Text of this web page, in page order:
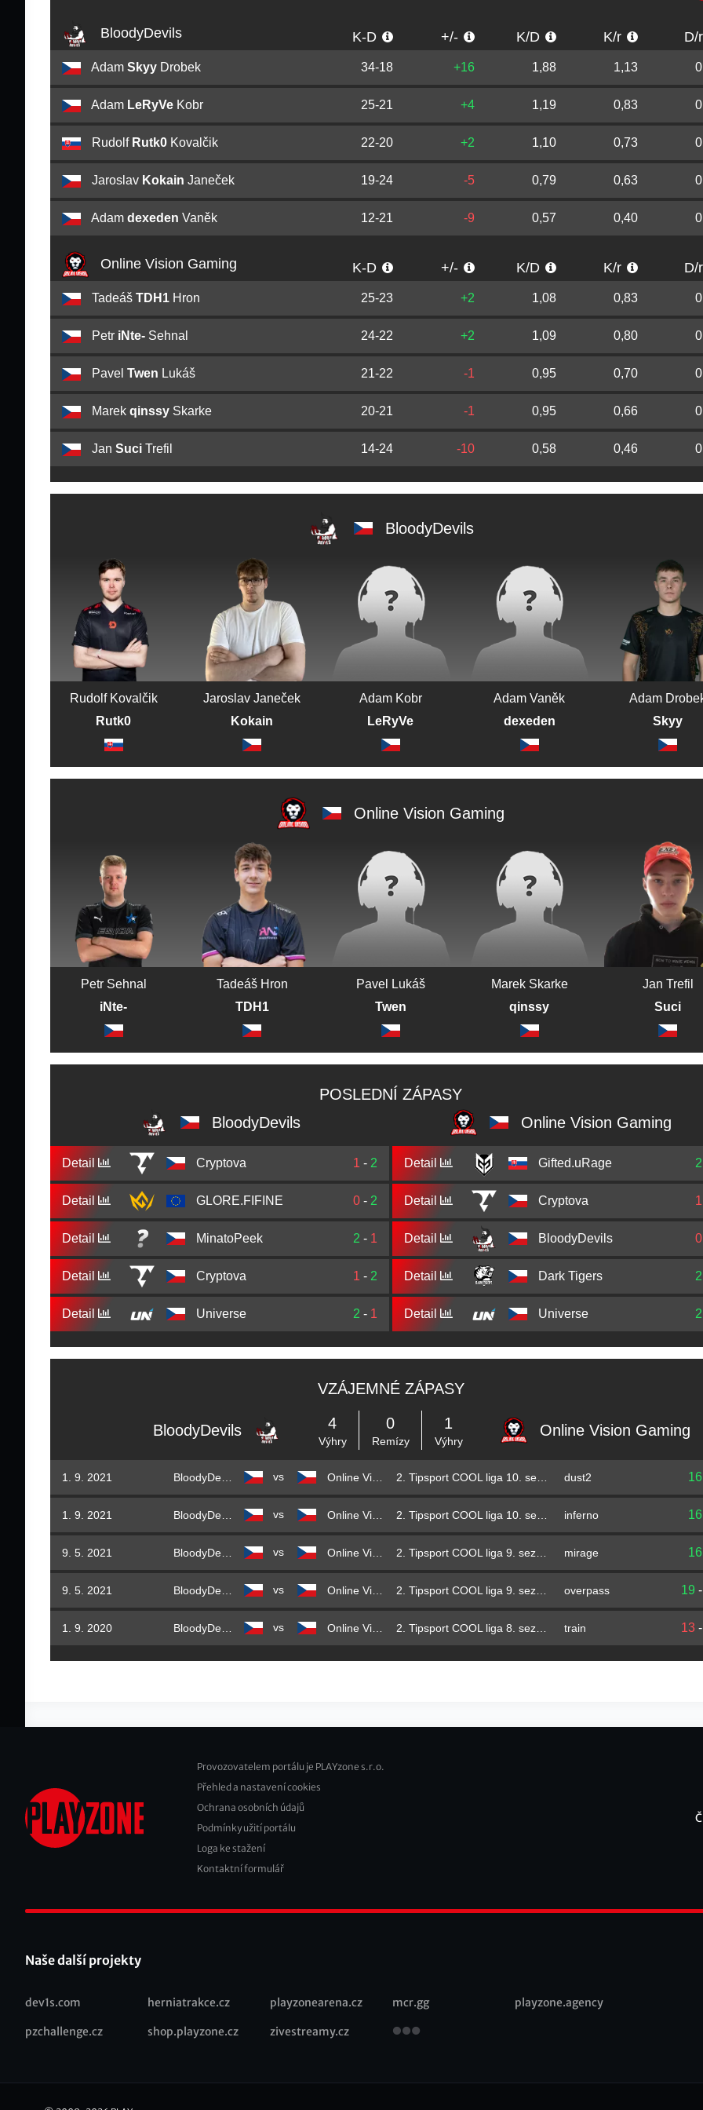
BloodyDevils K-D +/- K/D K/r D/r
Adam Skyy Drobek 34-18 +16 1,88 1,13
Adam LeRyVe Kobr 25-21 +4 1,19 0,83
Rudolf Rutk0 Kovalčik 22-20 +2 1,10 0,73
Jaroslav Kokain Janeček 19-24 -5 0,79 0,63
Adam dexeden Vaněk 12-21 -9 0,57 0,40
Online Vision Gaming K-D +/- K/D K/r D/r
Tadeáš TDH1 Hron 25-23 +2 1,08 0,83
Petr iNte- Sehnal 24-22 +2 1,09 0,80
Pavel Twen Lukáš 21-22 -1 0,95 0,70
Marek qinssy Skarke 20-21 -1 0,95 0,66
Jan Suci Trefil 14-24 -10 0,58 0,46
BloodyDevils
Rudolf Kovalčik
Rutk0
Jaroslav Janeček
Kokain
Adam Kobr
LeRyVe
Adam Vaněk
dexeden
Adam
Skyy
Online Vision Gaming
Petr Sehnal
iNte-
Tadeáš Hron
TDH1
Pavel Lukáš
Twen
Marek Skarke
qinssy
Jan Trefil
Suci
POSLEDNÍ ZÁPASY
BloodyDevils
Online Vision Gaming
Detail Cryptova 1 - 2
Detail GLORE.FIFINE 0 - 2
Detail MinatoPeek 2 - 1
Detail Cryptova 1 - 2
Detail Universe 2 - 1
Detail Gifted.uRage 2
Detail Cryptova 1
Detail BloodyDevils 0
Detail Dark Tigers 2
Detail Universe 2
VZÁJEMNÉ ZÁPASY
BloodyDevils 4
Výhry
0
Remízy
1
Výhry
Online Vision Gaming
1. 9. 2021 vs Online Vision Gaming dust2 16
1. 9. 2021 vs Online Vision Gaming inferno 16
9. 5. 2021 vs Online Vision Gaming mirage 16
9. 5. 2021 vs Online Vision Gaming overpass 19 -
1. 9. 2020 vs Online Vision Gaming train 13-
Footer
2
Provozovatelem portálu je PLAYzone s.r.o.
Přehled a nastavení cookies
Ochrana osobních údajů
Podmínky užití portálu
Loga ke stažení
Kontaktní formulář
Naše další projekty
Recommended
dev1s.com herniatrakce.cz playzonearena.cz mcr.gg playzone.agency
pzchallenge.cz shop.playzone.cz zivestreamy.cz